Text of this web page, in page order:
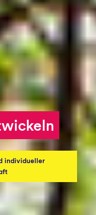
individueller